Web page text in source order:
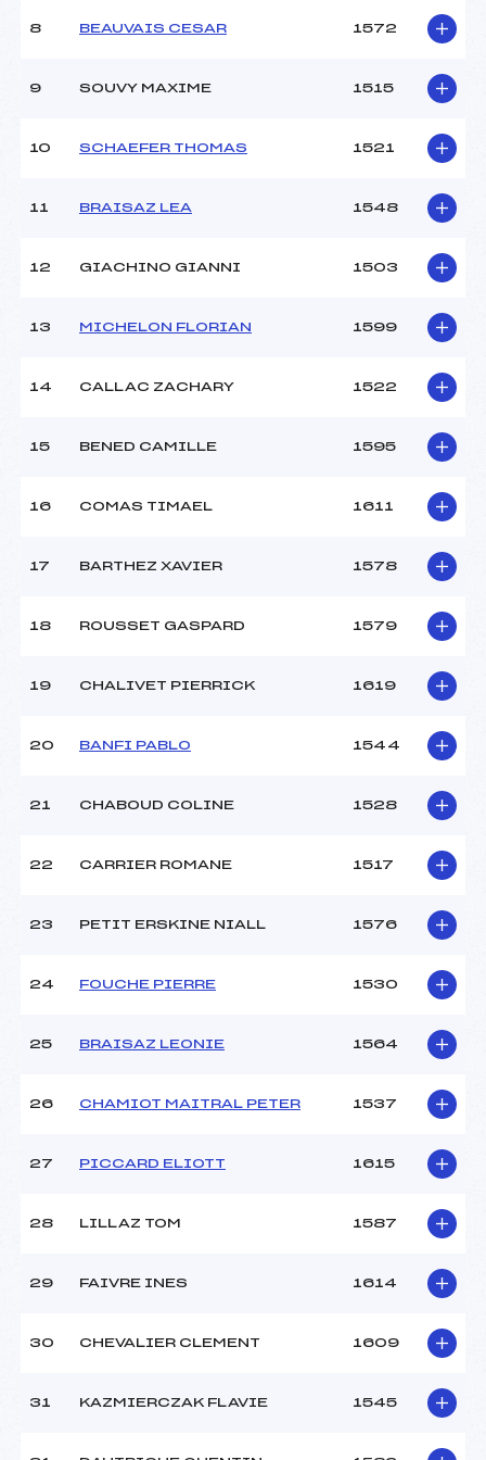
8 BEAUVAIS CESAR 1572
9 SOUVY MAXIME 1515
10 SCHAEFER THOMAS 1521
11 BRAISAZ LEA 1548
12 GIACHINO GIANNI 1503
13 MICHELON FLORIAN 1599
14 CALLAC ZACHARY 1522
15 BENED CAMILLE 1595
16 COMAS TIMAEL 1611
17 BARTHEZ XAVIER 1578
18 ROUSSET GASPARD 1579
19 CHALIVET PIERRICK 1619
20 BANFI PABLO 1544
21 CHABOUD COLINE 1528
22 CARRIER ROMANE 1517
23 PETIT ERSKINE NIALL 1576
24 FOUCHE PIERRE 1530
25 BRAISAZ LEONIE 1564
26 CHAMIOT MAITRAL PETER 1537
27 PICCARD ELIOTT 1615
28 LILLAZ TOM 1587
29 FAIVRE INES 1614
30 CHEVALIER CLEMENT 1609
31 KAZMIERCZAK FLAVIE 1545